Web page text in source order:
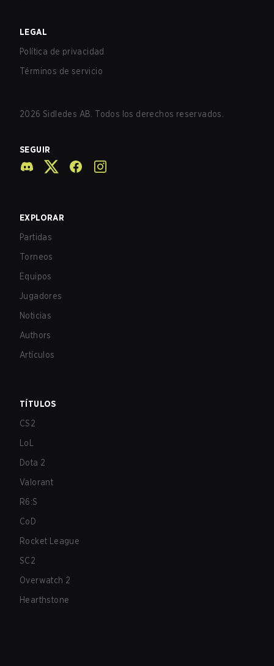
LEGAL
Política de privacidad
Términos de servicio
2026 Sidledes AB. Todos los derechos reservados.
SEGUIR
EXPLORAR
Partidas
Torneos
Equipos
Jugadores
Noticias
Authors
Artículos
TÍTULOS
CS2
LoL
Dota 2
Valorant
R6:S
CoD
Rocket League
SC2
Overwatch 2
Hearthstone